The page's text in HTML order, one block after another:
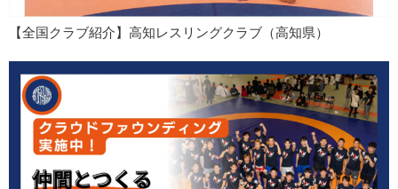
【全国クラブ紹介】高知レスリングクラブ（高知県）